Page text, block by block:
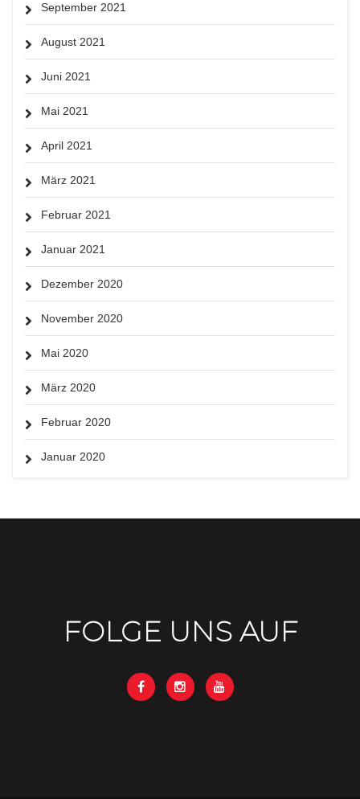
September 2021
August 2021
Juni 2021
Mai 2021
April 2021
März 2021
Februar 2021
Januar 2021
Dezember 2020
November 2020
Mai 2020
März 2020
Februar 2020
Januar 2020
FOLGE UNS AUF